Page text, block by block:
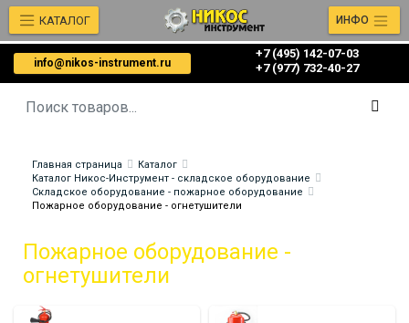
info@nikos-instrument.ru
+7 (495) 142-07-03
‎‎+7 (977) 732-40-27
КАТАЛОГ ИНФО
Главная страница
Каталог
Каталог Никос-Инструмент - складское оборудование
Складское оборудование - пожарное оборудование
Пожарное оборудование - огнетушители
Пожарное оборудование -
огнетушители